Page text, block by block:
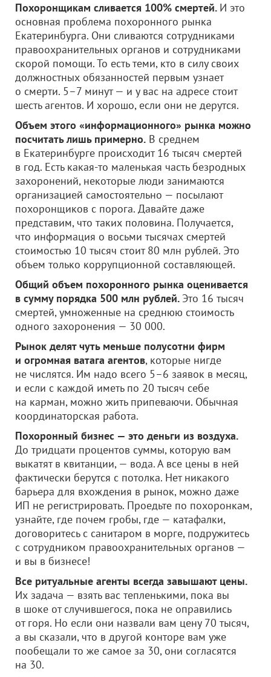
Похоронщикам сливается 100% смертей. И это
основная проблема похоронного рынка
Екатеринбурга. Они сливаются сотрудниками
правоохранительных органов и сотрудниками
скорой помощи. То есть теми, кто в силу своих
должностных обязанностей первым узнает
о смерти. 5–7 минут — и у вас на адресе стоит
шесть агентов. И хорошо, если они не дерутся.
Объем этого «информационного» рынка можно
посчитать лишь примерно. В среднем
в Екатеринбурге происходит 16 тысяч смертей
в год. Есть какая-то маленькая часть безродных
захоронений, некоторые люди занимаются
организацией самостоятельно — посылают
похоронщиков с порога. Давайте даже
представим, что таких половина. Получается,
что информация о восьми тысячах смертей
стоимостью 10 тысяч стоит 80 млн рублей. Это
объем только коррупционной составляющей.
Общий объем похоронного рынка оценивается
в сумму порядка 500 млн рублей. Это 16 тысяч
смертей, умноженные на среднюю стоимость
одного захоронения — 30 000.
Рынок делят чуть меньше полусотни фирм
и огромная ватага агентов, которые нигде
не числятся. Им надо всего 5–6 заявок в месяц,
и если с каждой иметь по 20 тысяч себе
на карман, можно жить припеваючи. Обычная
координаторская работа.
Похоронный бизнес — это деньги из воздуха.
До тридцати процентов суммы, которую вам
выкатят в квитанции, — вода. А все цены в ней
фактически берутся с потолка. Нет никакого
барьера для вхождения в рынок, можно даже
ИП не регистрировать. Проедьте по похоронкам,
узнайте, где почем гробы, где — катафалки,
договоритесь с санитаром в морге, подружитесь
с сотрудником правоохранительных органов —
и вы в бизнесе!
Все ритуальные агенты всегда завышают цены.
Их задача — взять вас тепленькими, пока вы
в шоке от случившегося, пока не оправились
от горя. Но если они назвали вам цену 70 тысяч,
а вы сказали, что в другой конторе вам уже
пообещали то же самое за 30, они согласятся
на 30.